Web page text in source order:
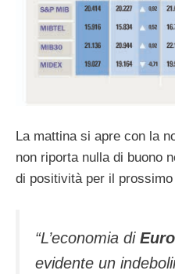
La mattina si apre con la
non riporta nulla di buono
di positività per il
“L’economia di
evidente un